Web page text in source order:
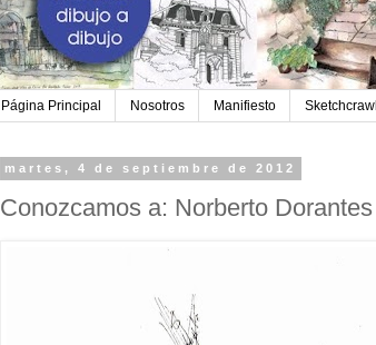
Página Principal Nosotros Manifiesto Sketchcrawl
martes, 4 de septiembre de 2012
Conozcamos a: Norberto Dorantes